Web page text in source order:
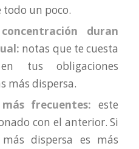
todo un poco.
duran
notas que te cuesta
tus obligaciones
más dispersa.
frecuentes: este
con el anterior. Si
dispersa es más